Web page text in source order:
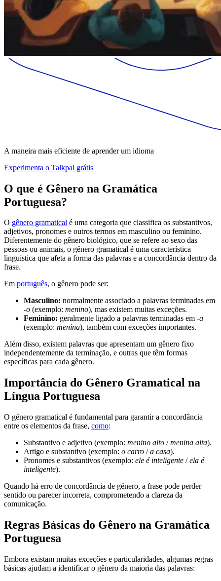
A maneira mais eficiente de aprender um idioma
Experimenta o Talkpal grátis
O que é Gênero na Gramática
Portuguesa?
O gênero gramatical é uma categoria que classifica os substantivos,
adjetivos, pronomes e outros termos em masculino ou feminino.
Diferentemente do gênero biológico, que se refere ao sexo das
pessoas ou animais, o gênero gramatical é uma característica
linguística que afeta a forma das palavras e a concordância dentro da
frase.
Em português, o gênero pode ser:
Masculino: normalmente associado a palavras terminadas em
-o (exemplo: menino), mas existem muitas exceções.
Feminino: geralmente ligado a palavras terminadas em -a
(exemplo: menina), também com exceções importantes.
Além disso, existem palavras que apresentam um gênero fixo
independentemente da terminação, e outras que têm formas
específicas para cada gênero.
Importância do Gênero Gramatical na
Língua Portuguesa
O gênero gramatical é fundamental para garantir a concordância
entre os elementos da frase, como:
Substantivo e adjetivo (exemplo: menino alto /menina alta).
Artigo e substantivo (exemplo: o carro /a casa).
Pronomes e substantivos (exemplo: ele é inteligente /ela é
inteligente).
Quando há erro de concordância de gênero, a frase pode perder
sentido ou parecer incorreta, comprometendo a clareza da
comunicação.
Regras Básicas do Gênero na Gramática
Portuguesa
Embora existam muitas exceções e particularidades, algumas regras
básicas ajudam a identificar o gênero da maioria das palavras: